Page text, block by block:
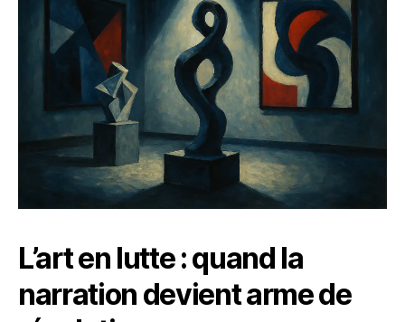
L’art en lutte : quand la
narration devient arme de